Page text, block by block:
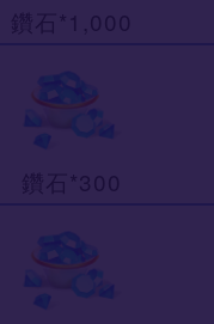
鑽石*1,000
鑽石*300